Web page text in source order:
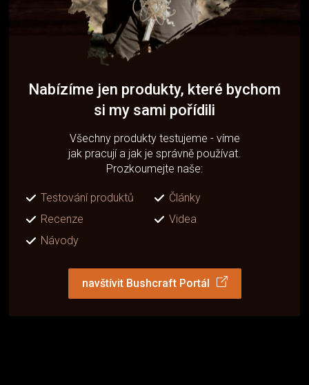
Nabízíme jen produkty, které bychom
si my sami pořídili
Všechny produkty testujeme - víme
jak pracují a jak je správně používat.
Prozkoumejte naše:
Testování produktů
Články
Recenze
Videa
Návody
navštívit Bushcraft Portál